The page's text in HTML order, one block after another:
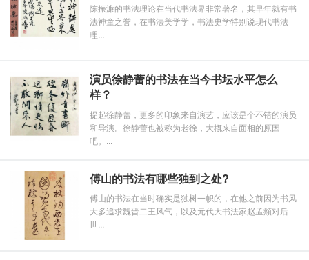
陈振濂的书法理论在当代书法界非常著名，其早年就有书
法神童之誉，在书法美学学，书法史学特别说现代书法
理...
演员徐静蕾的书法在当今书坛水平怎么
样？
提起徐静蕾，更多的印象来自演艺，应该是个不错的演员
和导演。徐静蕾也被称为老徐，大概来自面相的原因
吧。...
傅山的书法有哪些独到之处?
傅山的书法在当时确实是独树一帜的，在他之前因为书风
大多追求魏晋二王风气，以及元代大书法家赵孟頫对后
世...